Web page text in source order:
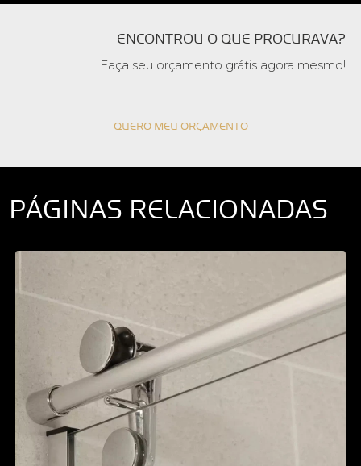
ENCONTROU O QUE PROCURAVA?
Faça seu orçamento grátis agora mesmo!
QUERO MEU ORÇAMENTO
PÁGINAS RELACIONADAS